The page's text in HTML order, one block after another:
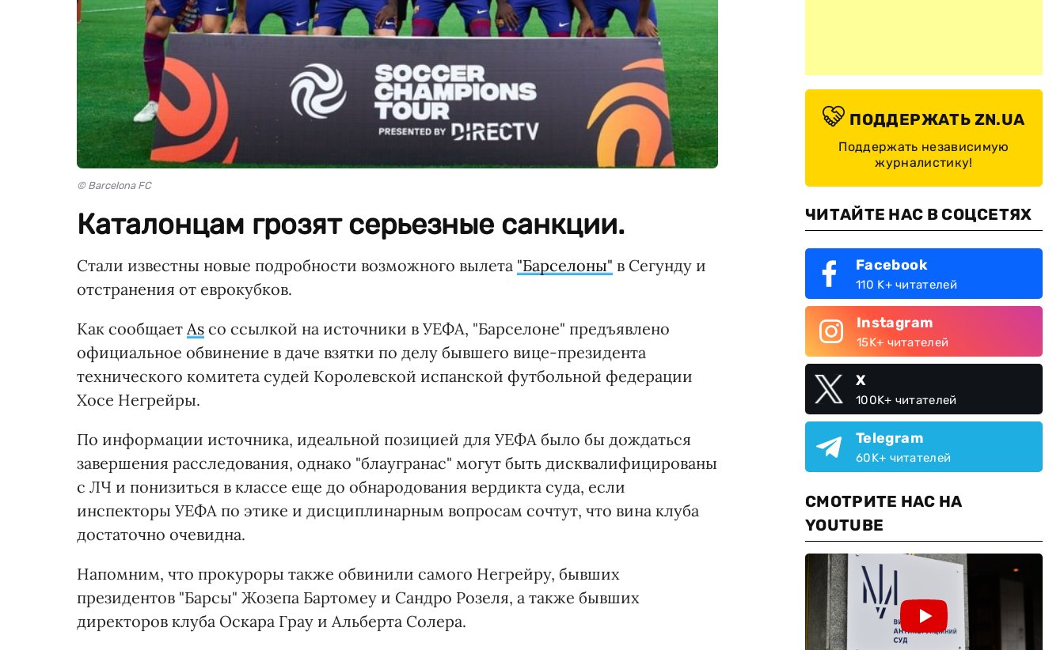
© Barcelona FC
Каталонцам грозят серьезные санкции.
Стали известны новые подробности возможного вылета "Барселоны" в Сегунду и
отстранения от еврокубков.
Как сообщает As со ссылкой на источники в УЕФА, "Барселоне" предъявлено
официальное обвинение в даче взятки по делу бывшего вице-президента
технического комитета судей Королевской испанской футбольной федерации
Хосе Негрейры.
По информации источника, идеальной позицией для УЕФА было бы дождаться
завершения расследования, однако "блаугранас" могут быть дисквалифицированы
с ЛЧ и понизиться в классе еще до обнародования вердикта суда, если
инспекторы УЕФА по этике и дисциплинарным вопросам сочтут, что вина клуба
достаточно очевидна.
Напомним, что прокуроры также обвинили самого Негрейру, бывших
президентов "Барсы" Жозепа Бартомеу и Сандро Розеля, а также бывших
директоров клуба Оскара Грау и Альберта Солера.
ПОДДЕРЖАТЬ ZN.UA
Поддержать независимую
журналистику!
ЧИТАЙТЕ НАС В СОЦСЕТЯХ
Facebook
110 K+ читателей
Instagram
15K+ читателей
X
100K+ читателей
Telegram
60K+ читателей
СМОТРИТЕ НАС НА
YOUTUBE